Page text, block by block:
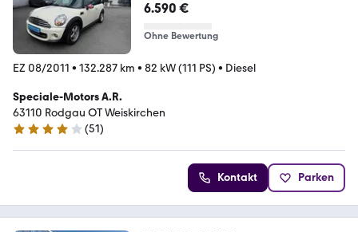
6.590 €
Ohne Bewertung
EZ 08/2011 • 132.287 km • 82 kW (111 PS) • Diesel
Speciale-Motors A.R.
63110 Rodgau OT Weiskirchen
4 Sterne
(51)
Kontakt Parken